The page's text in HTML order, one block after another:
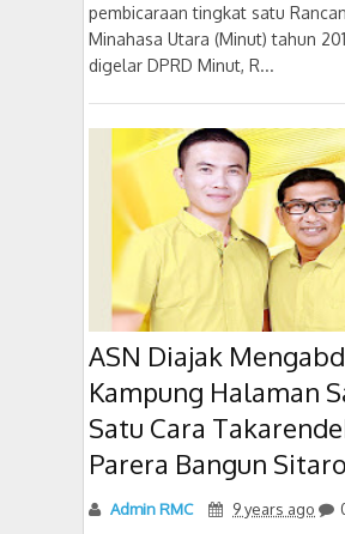
pembicaraan tingkat satu
Minahasa Utara (Minut) tahun
digelar DPRD Minut, R...
ASN Diajak
Kampung Halaman
Satu Cara
Parera Bangun Sitaro
Admin RMC 9 years ago